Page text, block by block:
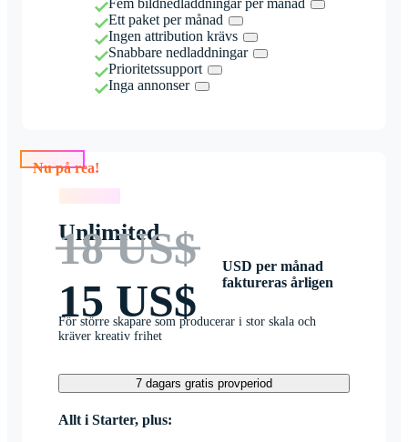
Fem bildnedladdningar per månad
Ett paket per månad
Ingen attribution krävs
Snabbare nedladdningar
Prioritetssupport
Inga annonser
Nu på rea!
Unlimited
18 US$
15 US$
USD per månad
faktureras årligen
För större skapare som producerar i stor skala och
kräver kreativ frihet
7 dagars gratis provperiod
Allt i Starter, plus: